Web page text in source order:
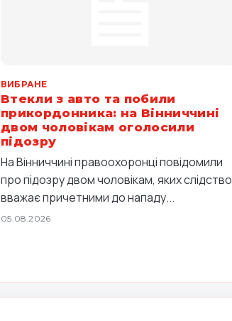
ВИБРАНЕ
Втекли з авто та побили
прикордонника: на Вінниччині
двом чоловікам оголосили
підозру
На Вінниччині правоохоронці повідомили
про підозру двом чоловікам, яких слідство
вважає причетними до нападу...
05.08.2026